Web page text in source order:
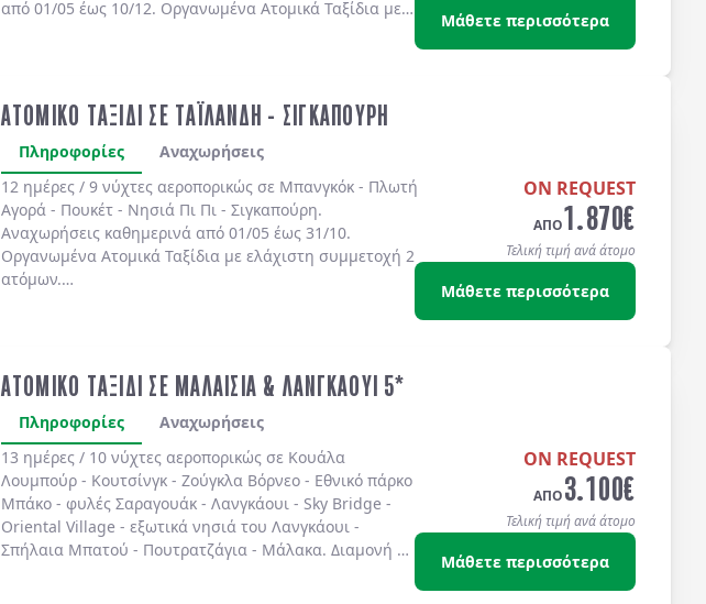
από 01/05 έως 10/12. Οργανωμένα Ατομικά Ταξίδια με
Μάθετε περισσότερα
ΑΤΟΜΙΚΟ ΤΑΞΙΔΙ ΣΕ ΤΑΪΛΑΝΔΗ - ΣΙΓΚΑΠΟΥΡΗ
Πληροφορίες
Αναχωρήσεις
12 ημέρες / 9 νύχτες αεροπορικώς σε Μπανγκόκ - Πλωτή
Αγορά - Πουκέτ - Νησιά Πι Πι - Σιγκαπούρη.
Αναχωρήσεις καθημερινά από 01/05 έως 31/10.
Οργανωμένα Ατομικά Ταξίδια με ελάχιστη συμμετοχή 2
ατόμων.
ON REQUEST
ΑΠΟ1.870€
Τελική τιμή ανά άτομο
Μάθετε περισσότερα
ΑΤΟΜΙΚΟ ΤΑΞΙΔΙ ΣΕ ΜΑΛΑΙΣΙΑ & ΛΑΝΓΚΑΟΥΙ 5*
Πληροφορίες
Αναχωρήσεις
13 ημέρες / 10 νύχτες αεροπορικώς σε Κουάλα
Λουμπούρ - Κουτσίνγκ - Ζούγκλα Βόρνεο - Εθνικό πάρκο
Μπάκο - φυλές Σαραγουάκ - Λανγκάουι - Sky Bridge -
Oriental Village - εξωτικά νησιά του Λανγκάουι -
Σπήλαια Μπατού - Πουτρατζάγια - Μάλακα. Διαμονή σε
ON REQUEST
ΑΠΟ3.100€
Τελική τιμή ανά άτομο
Μάθετε περισσότερα